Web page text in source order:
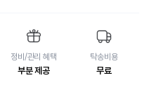
정비/관리 혜택
부분 제공
탁송비용
무료